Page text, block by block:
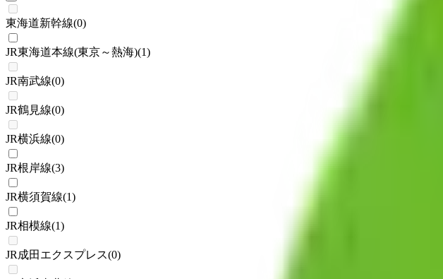
東海道新幹線(0)
JR東海道本線(東京～熱海)(1)
JR南武線(0)
JR鶴見線(0)
JR横浜線(0)
JR根岸線(3)
JR横須賀線(1)
JR相模線(1)
JR成田エクスプレス(0)